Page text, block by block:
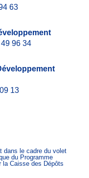
63
96 34
13
dans le cadre du volet
du Programme
la Caisse des Dépôts